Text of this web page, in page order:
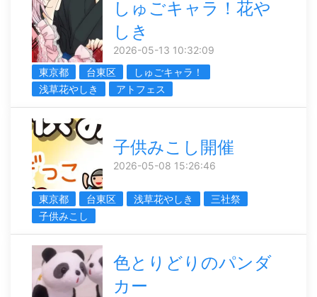
しゅごキャラ！花や
しき
2026-05-13 10:32:09
東京都
台東区
しゅごキャラ！
浅草花やしき
アトフェス
子供みこし開催
2026-05-08 15:26:46
東京都 台東区 浅草花やしき
三社祭
子供みこし
色とりどりのパンダ
カー